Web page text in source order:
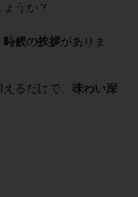
うか？
時候の挨拶がありま
るだけで、 味わい深